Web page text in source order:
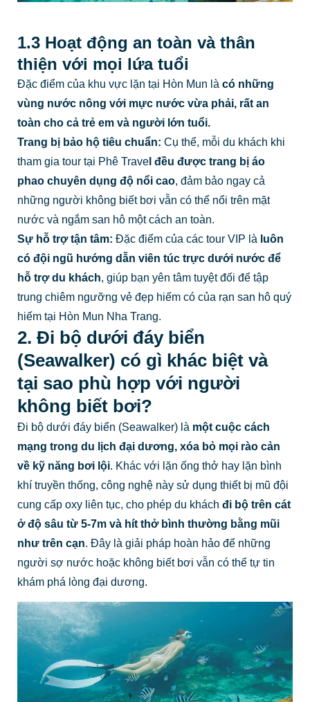
1.3 Hoạt động an toàn và thân
thiện với mọi lứa tuổi
Đặc điểm của khu vực lặn tại Hòn Mun là có những
vùng nước nông với mực nước vừa phải, rất an
toàn cho cả trẻ em và người lớn tuổi.
Trang bị bảo hộ tiêu chuẩn: Cụ thể, mỗi du khách khi
tham gia tour tại Phê Travel đều được trang bị áo
phao chuyên dụng độ nổi cao, đảm bảo ngay cả
những người không biết bơi vẫn có thể nổi trên mặt
nước và ngắm san hô một cách an toàn.
Sự hỗ trợ tận tâm: Đặc điểm của các tour VIP là luôn
có đội ngũ hướng dẫn viên túc trực dưới nước để
hỗ trợ du khách, giúp bạn yên tâm tuyệt đối để tập
trung chiêm ngưỡng vẻ đẹp hiếm có của rạn san hô quý
hiếm tại Hòn Mun Nha Trang.
2. Đi bộ dưới đáy biển
(Seawalker) có gì khác biệt và
tại sao phù hợp với người
không biết bơi?
Đi bộ dưới đáy biển (Seawalker) là một cuộc cách
mạng trong du lịch đại dương, xóa bỏ mọi rào cản
về kỹ năng bơi lội. Khác với lặn ống thở hay lặn bình
khí truyền thống, công nghệ này sử dụng thiết bị mũ đội
cung cấp oxy liên tục, cho phép du khách đi bộ trên cát
ở độ sâu từ 5-7m và hít thở bình thường bằng mũi
như trên cạn. Đây là giải pháp hoàn hảo để những
người sợ nước hoặc không biết bơi vẫn có thể tự tin
khám phá lòng đại dương.